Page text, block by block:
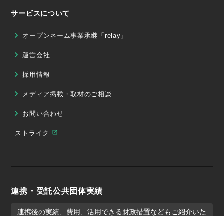
サービスについて
オープンネーム事業承継「relay」
運営会社
採用情報
メディア掲載・取材のご相談
お問い合わせ
ストライク
連携・受託公共団体実績
連携後の実績、費用、活用できる財政措置などもご紹介いた